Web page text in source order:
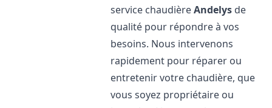
service chaudièreAndelys de
qualité pour répondre à vos
besoins. Nous intervenons
rapidement pour réparer ou
entretenir votre chaudière, que
vous soyez propriétaire ou